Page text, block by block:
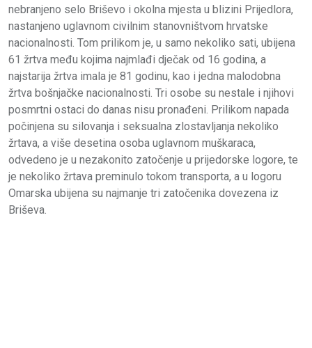
nebranjeno selo Briševo i okolna mjesta u blizini Prijedlora,
nastanjeno uglavnom civilnim stanovništvom hrvatske
nacionalnosti. Tom prilikom je, u samo nekoliko sati, ubijena
61 žrtva među kojima najmlađi dječak od 16 godina, a
najstarija žrtva imala je 81 godinu, kao i jedna malodobna
žrtva bošnjačke nacionalnosti. Tri osobe su nestale i njihovi
posmrtni ostaci do danas nisu pronađeni. Prilikom napada
počinjena su silovanja i seksualna zlostavljanja nekoliko
žrtava, a više desetina osoba uglavnom muškaraca,
odvedeno je u nezakonito zatočenje u prijedorske logore, te
je nekoliko žrtava preminulo tokom transporta, a u logoru
Omarska ubijena su najmanje tri zatočenika dovezena iz
Briševa.